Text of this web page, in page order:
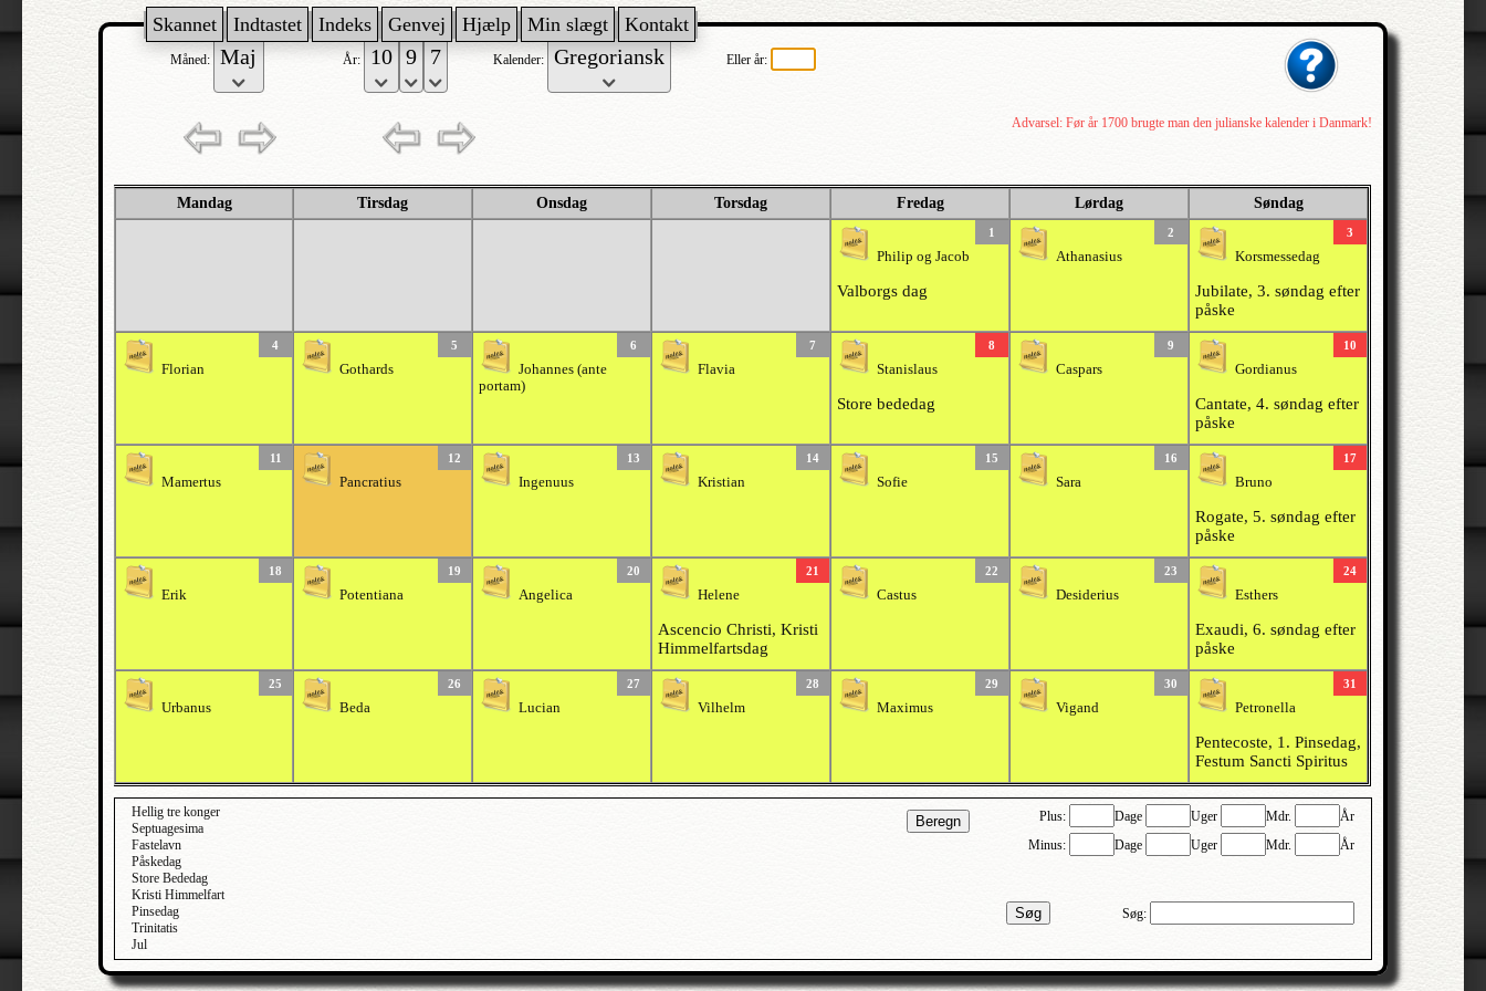
Skannet Indtastet Indeks Genvej Hjælp Min slægt Kontakt
Måned: År: Kalender: Eller år:
Advarsel: Før år 1700 brugte man den julianske kalender i Danmark!
Mandag Tirsdag Onsdag Torsdag Fredag Lørdag Søndag
1
Philip og Jacob
Valborgs dag
2
Athanasius
3
Korsmessedag
Jubilate, 3. søndag efter
påske
4
Florian
5
Gothards
6
Johannes (ante
portam)
7
Flavia
8
Stanislaus
Store bededag
9
Caspars
10
Gordianus
Cantate, 4. søndag efter
påske
11
Mamertus
12
Pancratius
13
Ingenuus
14
Kristian
15
Sofie
16
Sara
17
Bruno
Rogate, 5. søndag efter
påske
18
Erik
19
Potentiana
20
Angelica
21
Helene
Ascencio Christi, Kristi
Himmelfartsdag
22
Castus
23
Desiderius
24
Esthers
Exaudi, 6. søndag efter
påske
25
Urbanus
26
Beda
27
Lucian
28
Vilhelm
29
Maximus
30
Vigand
31
Petronella
Pentecoste, 1. Pinsedag,
Festum Sancti Spiritus
Beregn Plus: Dage Uger Mdr.
År
Minus:
Dage Uger Mdr. År
Søg Søg:
Hellig tre konger
Septuagesima
Fastelavn
Påskedag
Store Bededag
Kristi Himmelfart
Pinsedag
Trinitatis
Jul